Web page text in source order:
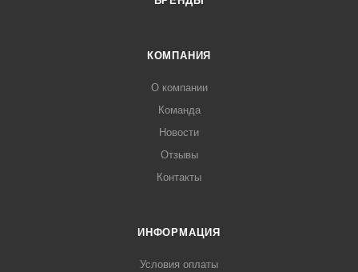
КОМПАНИЯ
О компании
Команда
Новости
Отзывы
Контакты
ИНФОРМАЦИЯ
Условия оплаты